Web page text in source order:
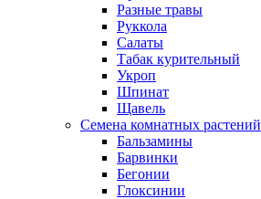
Разные травы
Руккола
Салаты
Табак курительный
Укроп
Шпинат
Щавель
Семена комнатных растений
Бальзамины
Барвинки
Бегонии
Глоксинии